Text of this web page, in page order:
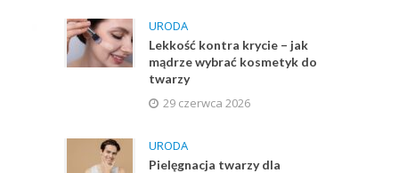
URODA
Lekkość kontra krycie – jak
mądrze wybrać kosmetyk do
twarzy
29 czerwca 2026
URODA
Pielęgnacja twarzy dla